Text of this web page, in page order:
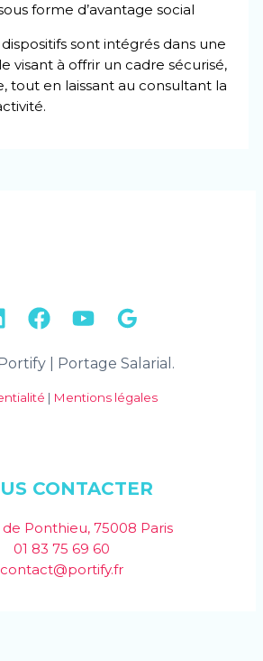
forme d’avantage social
sont intégrés dans une
visant à offrir un cadre sécurisé,
tout en laissant au consultant la
| Portage Salarial.
| Mentions légales
CONTACTER
Ponthieu, 75008 Paris
01 83 75 69 60
contact@portify.fr